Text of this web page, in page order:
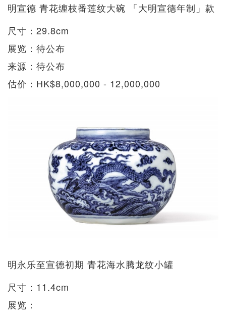
明宣德 青花缠枝番莲纹大碗 「大明宣德年制」款
尺寸：29.8cm
展览：待公布
来源：待公布
估价：HK$8,000,000 - 12,000,000
明永乐至宣德初期 青花海水腾龙纹小罐
尺寸：11.4cm
展览：